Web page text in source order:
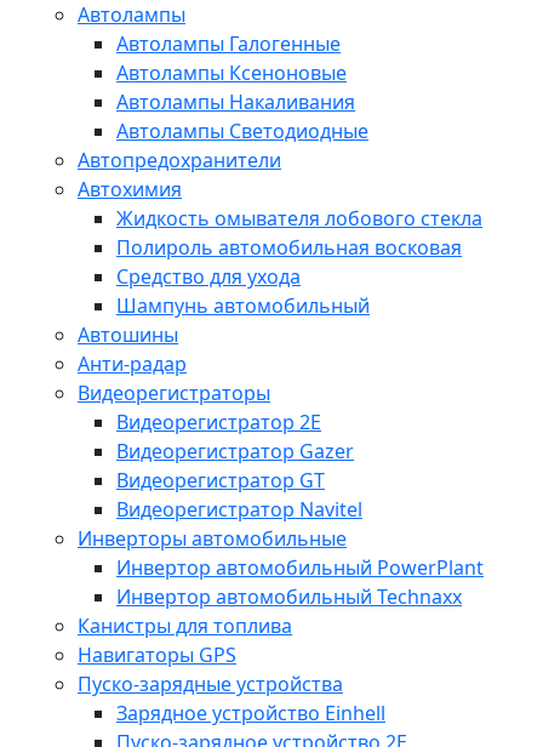
Автолампы
Автолампы Галогенные
Автолампы Ксеноновые
Автолампы Накаливания
Автолампы Светодиодные
Автопредохранители
Автохимия
Жидкость омывателя лобового стекла
Полироль автомобильная восковая
Средство для ухода
Шампунь автомобильный
Автошины
Анти-радар
Видеорегистраторы
Видеорегистратор 2E
Видеорегистратор Gazer
Видеорегистратор GT
Видеорегистратор Navitel
Инверторы автомобильные
Инвертор автомобильный PowerPlant
Инвертор автомобильный Technaxx
Канистры для топлива
Навигаторы GPS
Пуско-зарядные устройства
Зарядное устройство Einhell